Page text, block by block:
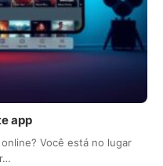
app
Você está no lugar